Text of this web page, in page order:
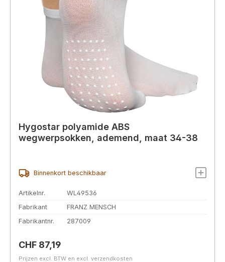
Hygostar polyamide ABS
wegwerpsokken, ademend, maat 34-38
Binnenkort beschikbaar
Artikelnr.
WL49536
Fabrikant
FRANZ MENSCH
Fabrikantnr.
287009
Normale prijs:
CHF 87,19
Prijzen excl. BTW en excl. verzendkosten